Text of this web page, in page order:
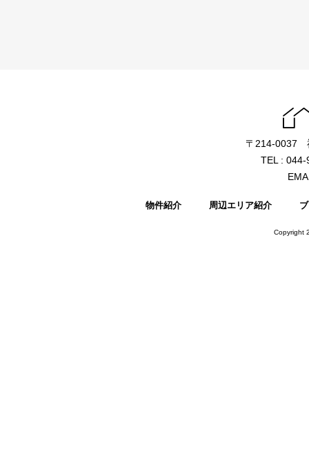
〒214-0037
TEL :
物件紹介 周辺エリア紹介
Copyright